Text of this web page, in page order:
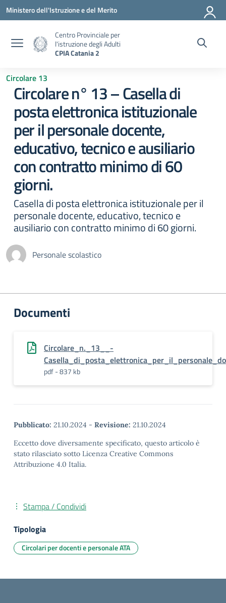
Vai ai contenuti
Vai al menu di navigazione
Vai al footer
Ministero dell'Istruzione e del Merito
Centro Provinciale per
l'istruzione degli Adulti
CPIA Catania 2
Circolare 13
Circolare n° 13 – Casella di
posta elettronica istituzionale
per il personale docente,
educativo, tecnico e ausiliario
con contratto minimo di 60
giorni.
Casella di posta elettronica istituzionale per il
personale docente, educativo, tecnico e
ausiliario con contratto minimo di 60 giorni.
Personale scolastico
Documenti
Circolare_n._13__-
pdf - 837 kb
Pubblicato: 21.10.2024 - Revisione: 21.10.2024
Eccetto dove diversamente specificato, questo articolo è
stato rilasciato sotto Licenza Creative Commons
Attribuzione 4.0 Italia.
Stampa / Condividi
Tipologia
Circolari per docenti e personale ATA